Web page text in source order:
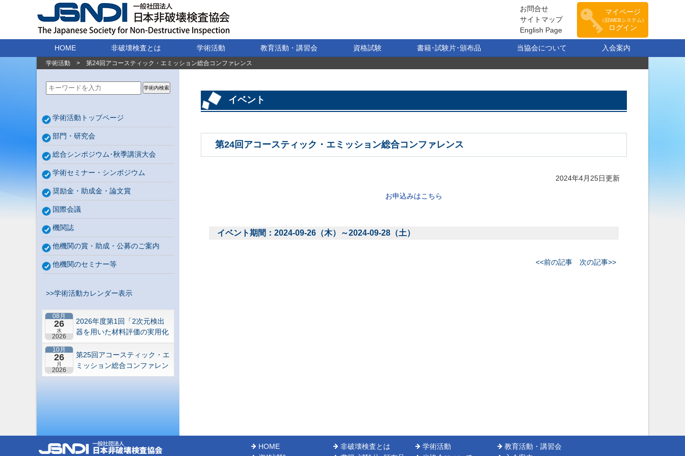
お問合せ
サイトマップ
English Page
マイページ
（旧WEBシステム）
ログイン
HOME 非破壊検査とは 学術活動 教育活動・講習会 資格試験 書籍･試験片･頒布品 当協会について 入会案内
学術活動 > 第24回アコースティック・エミッション総合コンファレンス
学術内検索
学術活動トップページ
部門・研究会
総合シンポジウム･秋季講演大会
学術セミナー・シンポジウム
奨励金・助成金・論文賞
国際会議
機関誌
他機関の賞・助成・公募のご案内
他機関のセミナー等
>>学術活動カレンダー表示
08月
26
水
2026
2026年度第1回「2次元検出
器を用いた材料評価の実用化
研究会」研究セミナー
10月
26
月
2026
第25回アコースティック・エ
ミッション総合コンファレン
ス－“音や振動”で拓くNDEの
イベント
第24回アコースティック・エミッション総合コンファレンス
2024年4月25日更新
お申込みはこちら
イベント期間：2024-09-26（木）～2024-09-28（土）
<<前の記事 次の記事>>
HOME 非破壊検査とは 学術活動
教育活動・講習会